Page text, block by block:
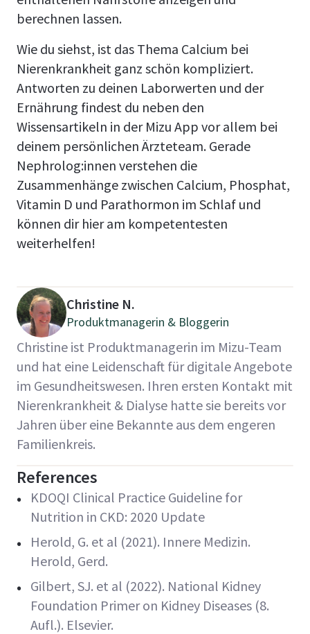
berechnen lassen.
Wie du siehst, ist das Thema Calcium bei
Nierenkrankheit ganz schön kompliziert.
Antworten zu deinen Laborwerten und der
Ernährung findest du neben den
Wissensartikeln in der Mizu App vor allem bei
deinem persönlichen Ärzteteam. Gerade
Nephrolog:innen verstehen die
Zusammenhänge zwischen Calcium, Phosphat,
Vitamin D und Parathormon im Schlaf und
können dir hier am kompetentesten
weiterhelfen!
Christine N.
Produktmanagerin & Bloggerin
Christine ist Produktmanagerin im Mizu-Team
und hat eine Leidenschaft für digitale Angebote
im Gesundheitswesen. Ihren ersten Kontakt mit
Nierenkrankheit & Dialyse hatte sie bereits vor
Jahren über eine Bekannte aus dem engeren
Familienkreis.
References
KDOQI Clinical Practice Guideline for
Nutrition in CKD: 2020 Update
Herold, G. et al (2021). Innere Medizin.
Herold, Gerd.
Gilbert, SJ. et al (2022). National Kidney
Foundation Primer on Kidney Diseases (8.
Aufl.). Elsevier.